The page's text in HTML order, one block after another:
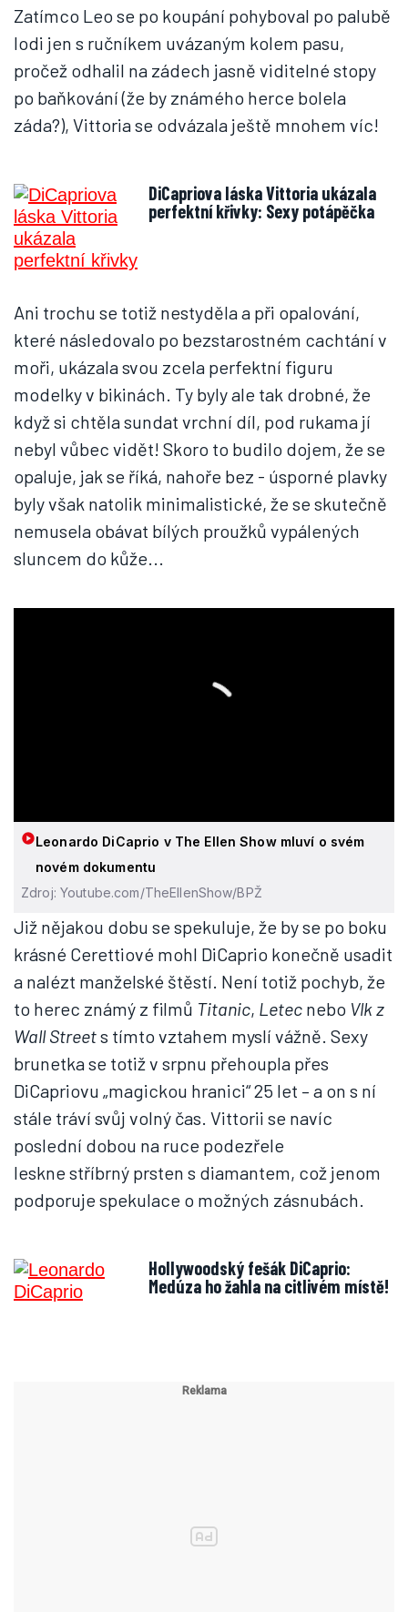
Zatímco Leo se po koupání pohyboval po palubě
lodi jen s ručníkem uvázaným kolem pasu,
pročež odhalil na zádech jasně viditelné stopy
po baňkování (že by známého herce bolela
záda?), Vittoria se odvázala ještě mnohem víc!
DiCapriova láska Vittoria ukázala
perfektní křivky: Sexy potápěčka
Ani trochu se totiž nestyděla a při opalování,
které následovalo po bezstarostném cachtání v
moři, ukázala svou zcela perfektní figuru
modelky v bikinách. Ty byly ale tak drobné, že
když si chtěla sundat vrchní díl, pod rukama jí
nebyl vůbec vidět! Skoro to budilo dojem, že se
opaluje, jak se říká, nahoře bez - úsporné plavky
byly však natolik minimalistické, že se skutečně
nemusela obávat bílých proužků vypálených
sluncem do kůže...
Leonardo DiCaprio v The Ellen Show mluví o svém
novém dokumentu
Zdroj: Youtube.com/TheEllenShow/BPŽ
Již nějakou dobu se spekuluje, že by se po boku
krásné Cerettiové mohl DiCaprio konečně usadit
a nalézt manželské štěstí. Není totiž pochyb, že
to herec známý z filmů Titanic, Letec nebo Vlk z
Wall Streets tímto vztahem myslí vážně. Sexy
brunetka se totiž v srpnu přehoupla přes
DiCapriovu „magickou hranici“ 25 let – a on s ní
stále tráví svůj volný čas. Vittorii se navíc
poslední dobou na ruce podezřele
leskne stříbrný prsten s diamantem, což jenom
podporuje spekulace o možných zásnubách.
Hollywoodský fešák DiCaprio:
Medúza ho žahla na citlivém místě!